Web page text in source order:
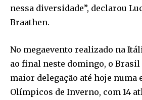
nessa diversidade”, declarou
Braathen.
No megaevento realizado na
ao final neste domingo, o Brasil
maior delegação até hoje numa
Olímpicos de Inverno, com 14